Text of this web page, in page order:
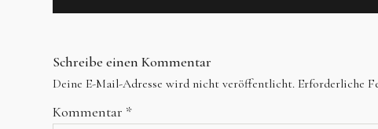
Schreibe einen Kommentar
Deine E-Mail-Adresse wird nicht veröffentlicht. Erforderliche
Kommentar *